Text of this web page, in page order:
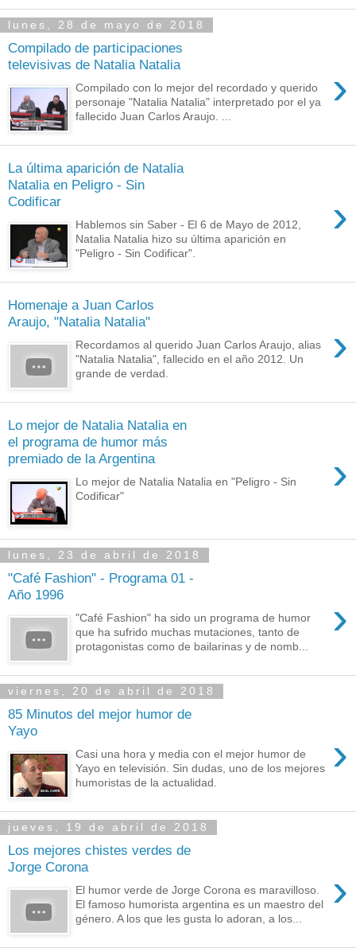
lunes, 28 de mayo de 2018
Compilado de participaciones
televisivas de Natalia Natalia
›
Compilado con lo mejor del recordado y querido
personaje "Natalia Natalia" interpretado por el ya
fallecido Juan Carlos Araujo. ...
La última aparición de Natalia
Natalia en Peligro - Sin
Codificar
›
Hablemos sin Saber - El 6 de Mayo de 2012,
Natalia Natalia hizo su última aparición en
"Peligro - Sin Codificar".
Homenaje a Juan Carlos
Araujo, "Natalia Natalia"
›
Recordamos al querido Juan Carlos Araujo, alias
"Natalia Natalia", fallecido en el año 2012. Un
grande de verdad.
Lo mejor de Natalia Natalia en
el programa de humor más
premiado de la Argentina
›
Lo mejor de Natalia Natalia en "Peligro - Sin
Codificar"
lunes, 23 de abril de 2018
"Café Fashion" - Programa 01 -
Año 1996
›
"Café Fashion" ha sido un programa de humor
que ha sufrido muchas mutaciones, tanto de
protagonistas como de bailarinas y de nomb...
viernes, 20 de abril de 2018
85 Minutos del mejor humor de
Yayo
›
Casi una hora y media con el mejor humor de
Yayo en televisión. Sin dudas, uno de los mejores
humoristas de la actualidad.
jueves, 19 de abril de 2018
Los mejores chistes verdes de
Jorge Corona
›
El humor verde de Jorge Corona es maravilloso.
El famoso humorista argentina es un maestro del
género. A los que les gusta lo adoran, a los...